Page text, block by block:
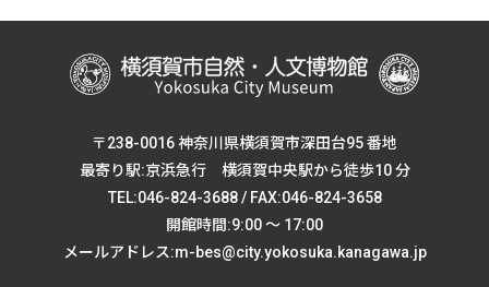
〒238-0016 神奈川県横須賀市深田台95 番地
最寄り駅:京浜急行 横須賀中央駅から徒歩10 分
TEL:046-824-3688 / FAX:046-824-3658
開館時間:9:00 ～ 17:00
メールアドレス:m-bes@city.yokosuka.kanagawa.jp